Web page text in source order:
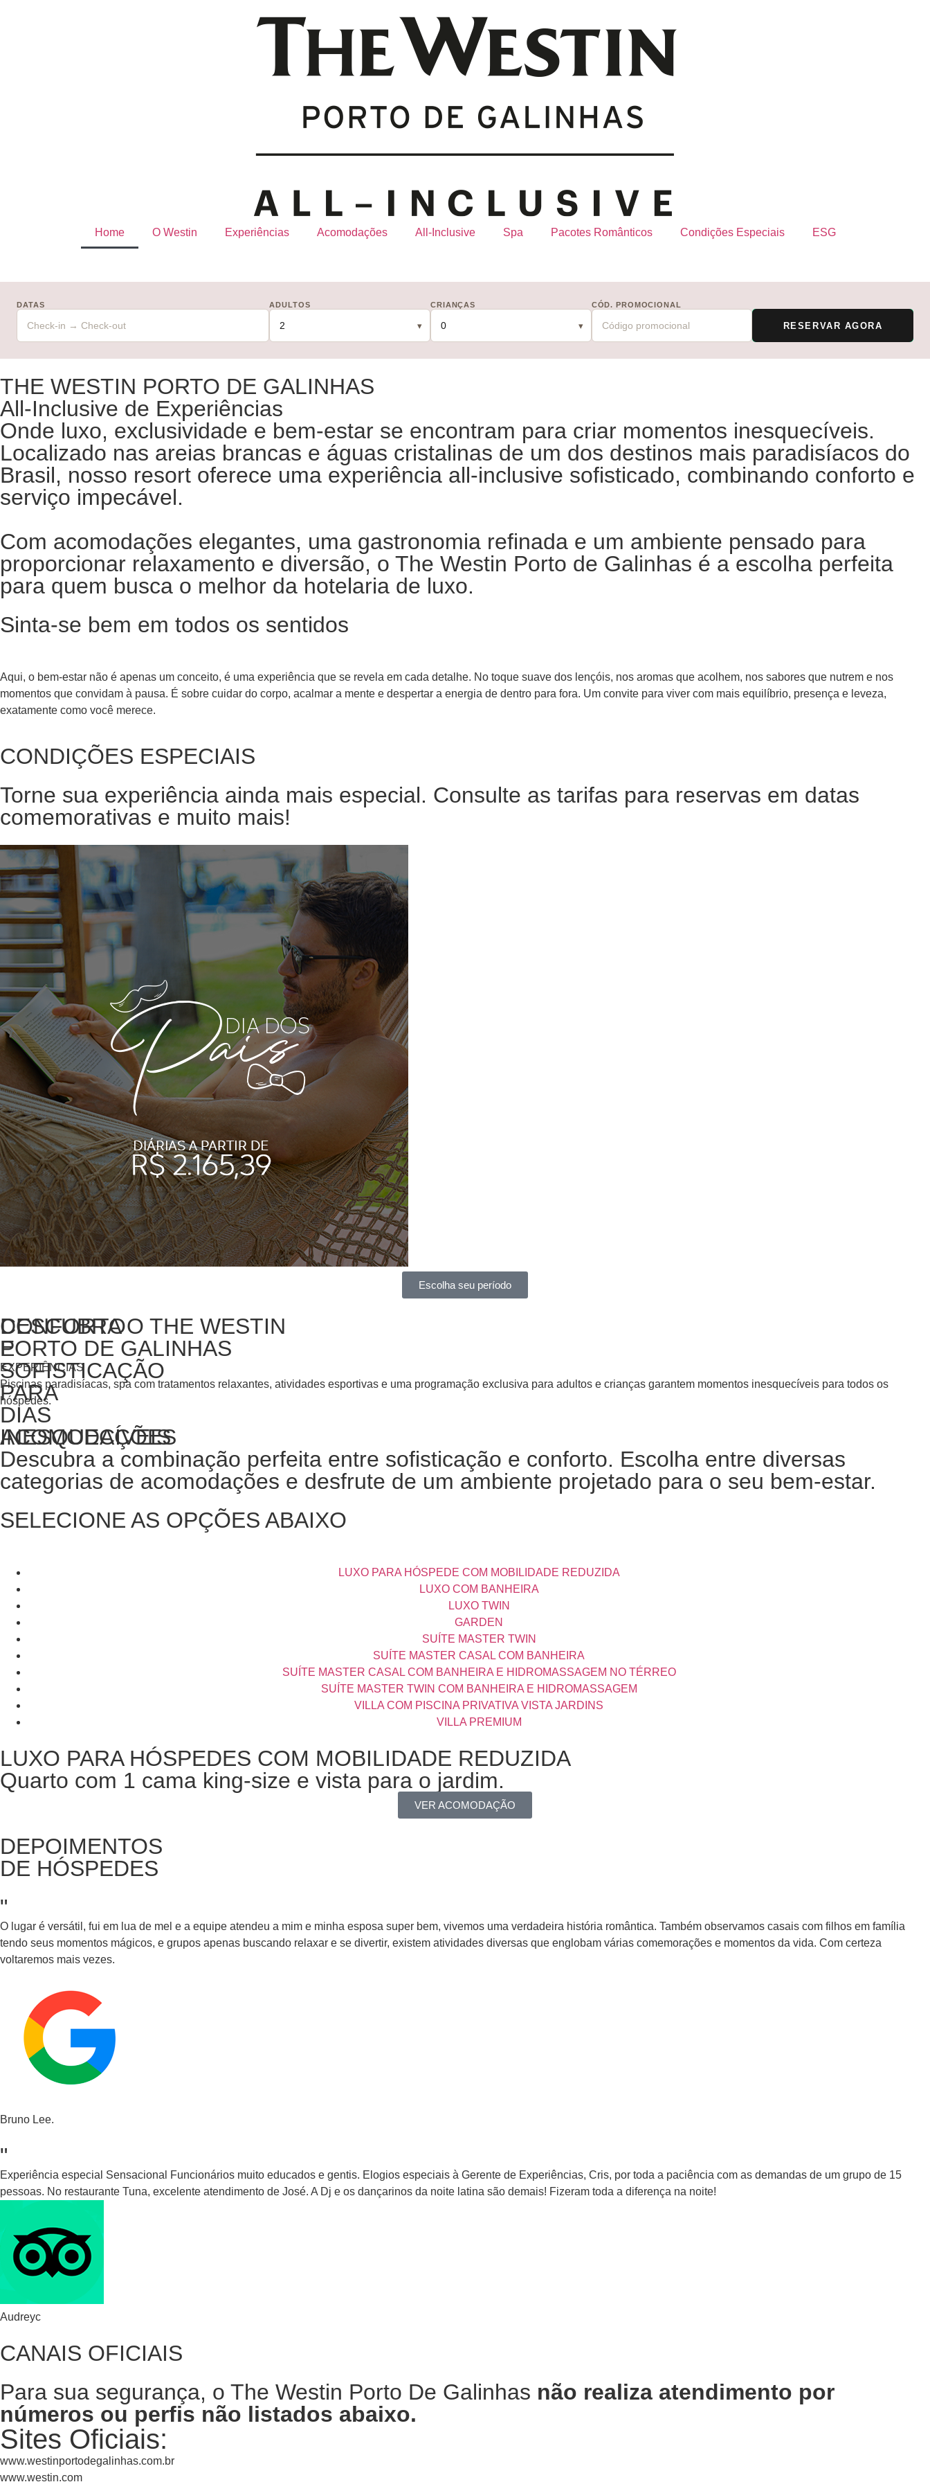
Home O Westin Experiências Acomodações All-Inclusive Spa Pacotes Românticos Condições Especiais ESG
DATAS ADULTOS CRIANÇAS CÓD. PROMOCIONAL
RESERVAR AGORA
THE WESTIN PORTO DE GALINHAS
All-Inclusive de Experiências
Onde luxo, exclusividade e bem-estar se encontram para criar momentos inesquecíveis.
Localizado nas areias brancas e águas cristalinas de um dos destinos mais paradisíacos do
Brasil, nosso resort oferece uma experiência all-inclusive sofisticado, combinando conforto e
serviço impecável.
Com acomodações elegantes, uma gastronomia refinada e um ambiente pensado para
proporcionar relaxamento e diversão, o The Westin Porto de Galinhas é a escolha perfeita
para quem busca o melhor da hotelaria de luxo.
Sinta-se bem em todos os sentidos
Aqui, o bem-estar não é apenas um conceito, é uma experiência que se revela em cada detalhe. No toque suave dos lençóis, nos aromas que acolhem, nos sabores que nutrem e nos
momentos que convidam à pausa. É sobre cuidar do corpo, acalmar a mente e despertar a energia de dentro para fora. Um convite para viver com mais equilíbrio, presença e leveza,
exatamente como você merece.
CONDIÇÕES ESPECIAIS
Torne sua experiência ainda mais especial. Consulte as tarifas para reservas em datas
comemorativas e muito mais!
Escolha seu período
CONFORTO
E
SOFISTICAÇÃO
PARA
DIAS
INESQUECÍVEIS
DESCUBRA O THE WESTIN
PORTO DE GALINHAS
EXPERIÊNCIAS
Piscinas paradisíacas, spa com tratamentos relaxantes, atividades esportivas e uma programação exclusiva para adultos e crianças garantem momentos inesquecíveis para todos os
hóspedes.
ACOMODAÇÕES
Descubra a combinação perfeita entre sofisticação e conforto. Escolha entre diversas
categorias de acomodações e desfrute de um ambiente projetado para o seu bem-estar.
SELECIONE AS OPÇÕES ABAIXO
LUXO PARA HÓSPEDE COM MOBILIDADE REDUZIDA
LUXO COM BANHEIRA
LUXO TWIN
GARDEN
SUÍTE MASTER TWIN
SUÍTE MASTER CASAL COM BANHEIRA
SUÍTE MASTER CASAL COM BANHEIRA E HIDROMASSAGEM NO TÉRREO
SUÍTE MASTER TWIN COM BANHEIRA E HIDROMASSAGEM
VILLA COM PISCINA PRIVATIVA VISTA JARDINS
VILLA PREMIUM
LUXO PARA HÓSPEDES COM MOBILIDADE REDUZIDA
Quarto com 1 cama king-size e vista para o jardim.
VER ACOMODAÇÃO
DEPOIMENTOS
DE HÓSPEDES
"
O lugar é versátil, fui em lua de mel e a equipe atendeu a mim e minha esposa super bem, vivemos uma verdadeira história romântica. Também observamos casais com filhos em família
tendo seus momentos mágicos, e grupos apenas buscando relaxar e se divertir, existem atividades diversas que englobam várias comemorações e momentos da vida. Com certeza
voltaremos mais vezes.
Bruno Lee.
"
Experiência especial Sensacional Funcionários muito educados e gentis. Elogios especiais à Gerente de Experiências, Cris, por toda a paciência com as demandas de um grupo de 15
pessoas. No restaurante Tuna, excelente atendimento de José. A Dj e os dançarinos da noite latina são demais! Fizeram toda a diferença na noite!
Audreyc
CANAIS OFICIAIS
Para sua segurança, o The Westin Porto De Galinhas não realiza atendimento por
números ou perfis não listados abaixo.
Sites Oficiais:
www.westinportodegalinhas.com.br
www.westin.com